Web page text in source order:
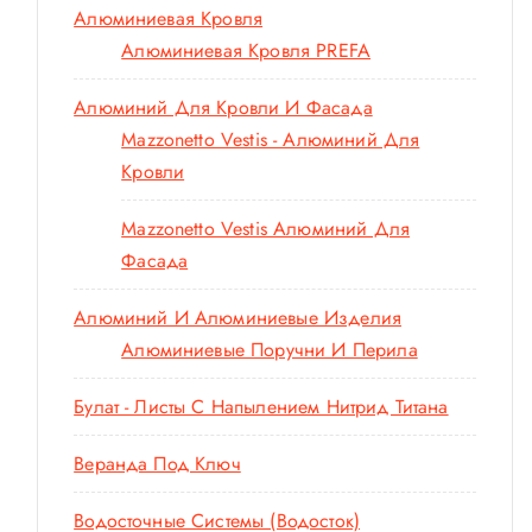
Алюминиевая Кровля
Алюминиевая Кровля PREFA
Алюминий Для Кровли И Фасада
Mazzonetto Vestis - Алюминий Для
Кровли
Mazzonetto Vestis Алюминий Для
Фасада
Алюминий И Алюминиевые Изделия
Алюминиевые Поручни И Перила
Булат - Листы С Напылением Нитрид Титана
Веранда Под Ключ
Водосточные Системы (водосток)